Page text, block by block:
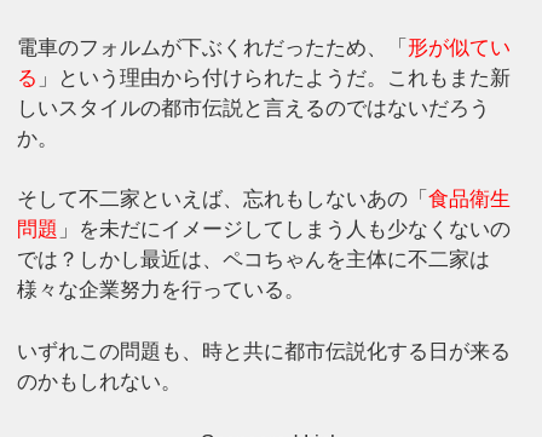
電車のフォルムが下ぶくれだったため、「 形が似てい
る 」という理由から付けられたようだ。これもまた新
しいスタイルの都市伝説と言えるのではないだろう
か。
そして不二家といえば、忘れもしないあの「食品衛生
問題 」を未だにイメージしてしまう人も少なくないの
では？しかし最近は、ペコちゃんを主体に不二家は
様々な企業努力を行っている。
いずれこの問題も、時と共に都市伝説化する日が来る
のかもしれない。